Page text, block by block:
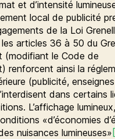
et d’intensité
local de publicité
de la Loi
les articles 36 à 50 du
(modifiant le Code de
renforcent ainsi la
(publicité,
dans certains
L’affichage
«d’économies
nuisances lumineuses»